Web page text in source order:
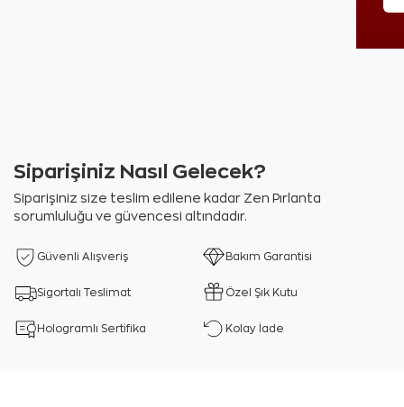
Siparişiniz Nasıl Gelecek?
Siparişiniz size teslim edilene kadar Zen Pırlanta
sorumluluğu ve güvencesi altındadır.
Güvenli Alışveriş Bakım Garantisi
Sigortalı Teslimat Özel Şık Kutu
Hologramlı Sertifika Kolay İade